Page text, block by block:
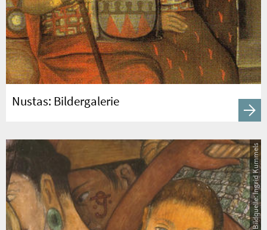
Nustas: Bildergalerie
Bildquelle: Ingrid Kummels